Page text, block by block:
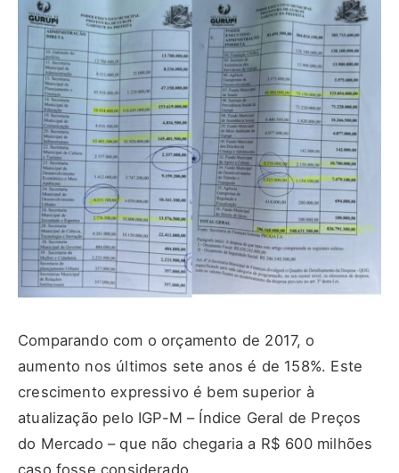
Comparando com o orçamento de 2017, o
aumento nos últimos sete anos é de 158%. Este
crescimento expressivo é bem superior à
atualização pelo IGP-M – Índice Geral de Preços
do Mercado – que não chegaria a R$ 600 milhões